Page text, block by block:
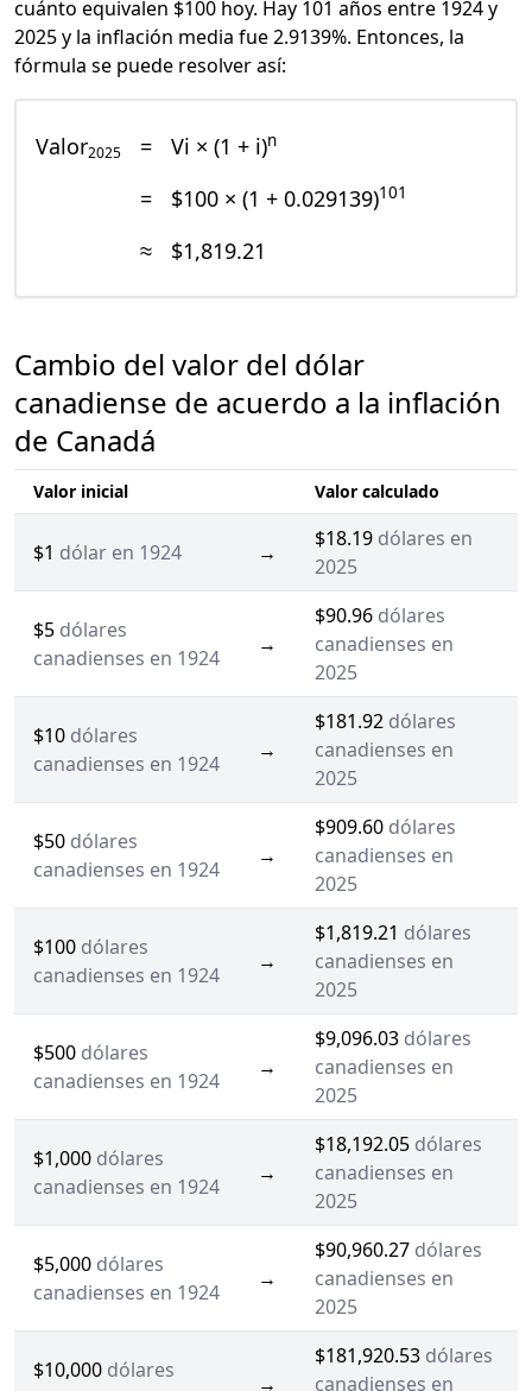
cuánto equivalen $100 hoy. Hay 101 años entre 1924 y
2025 y la inflación media fue 2.9139%. Entonces, la
fórmula se puede resolver así:
Valor2025 = Vi × (1 + i)n
= $100 × (1 + 0.029139)101
≈ $1,819.21
Cambio del valor del dólar
canadiense de acuerdo a la inflación
de Canadá
Valor inicial Valor calculado
$1 dólar en 1924 →
$18.19 dólares en
2025
$5 dólares
canadienses en 1924
→
$90.96 dólares
canadienses en
2025
$10 dólares
canadienses en 1924
→
$181.92 dólares
canadienses en
2025
$50 dólares
canadienses en 1924
→
$909.60 dólares
canadienses en
2025
$100 dólares
canadienses en 1924
→
$1,819.21 dólares
canadienses en
2025
$500 dólares
canadienses en 1924
→
$9,096.03 dólares
canadienses en
2025
$1,000 dólares
canadienses en 1924
→
$18,192.05 dólares
canadienses en
2025
$5,000 dólares
canadienses en 1924
→
$90,960.27 dólares
canadienses en
2025
$10,000 dólares
→
$181,920.53 dólares
canadienses en